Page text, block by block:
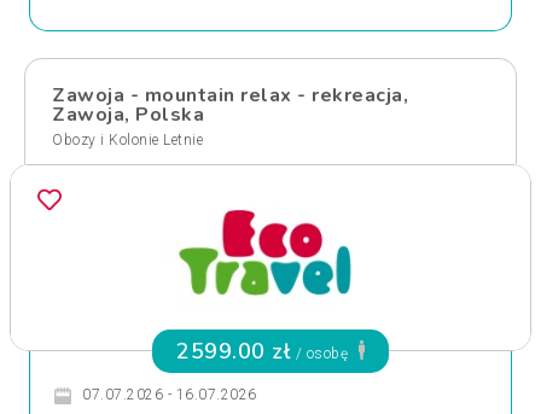
Zawoja - mountain relax - rekreacja,
Zawoja, Polska
Obozy i Kolonie Letnie
2599.00 zł / osobę
07.07.2026 - 16.07.2026